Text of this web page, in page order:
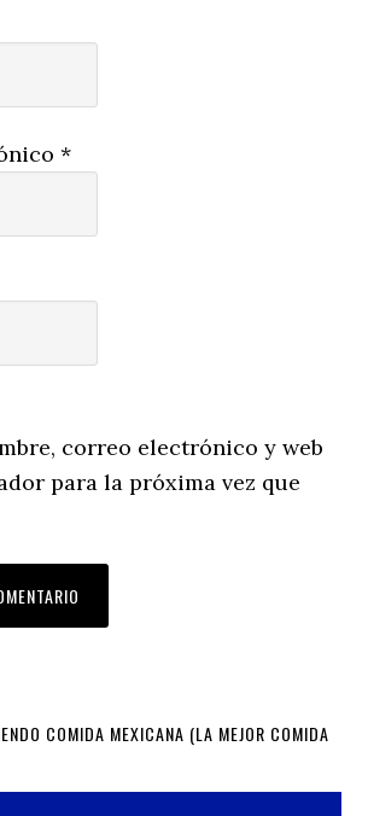
*
correo electrónico y web
para la próxima vez que
COMIDA MEXICANA (LA MEJOR COMIDA